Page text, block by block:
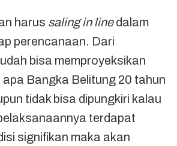
harus saling in linedalam
perencanaan. Dari
bisa memproyeksikan
Bangka Belitung 20 tahun
tidak bisa dipungkiri kalau
terdapat
signifikan maka akan